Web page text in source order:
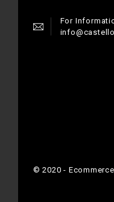
For
© 2020 -